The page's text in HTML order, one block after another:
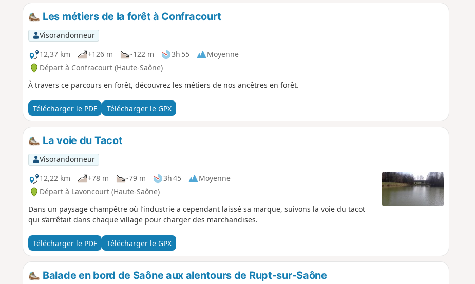
Les métiers de la forêt à Confracourt
Visorandonneur
12,37 km
+126 m -122 m 3h 55
Moyenne
Départ à Confracourt (Haute-Saône)
À travers ce parcours en forêt, découvrez les métiers de nos ancêtres en forêt.
Télécharger le PDF Télécharger le GPX
La voie du Tacot
Visorandonneur
12,22 km
+78 m -79 m 3h 45
Moyenne
Départ à Lavoncourt (Haute-Saône)
Dans un paysage champêtre où l’industrie a cependant laissé sa marque, suivons la voie du tacot
qui s’arrêtait dans chaque village pour charger des marchandises.
Télécharger le PDF Télécharger le GPX
Balade en bord de Saône aux alentours de Rupt-sur-Saône